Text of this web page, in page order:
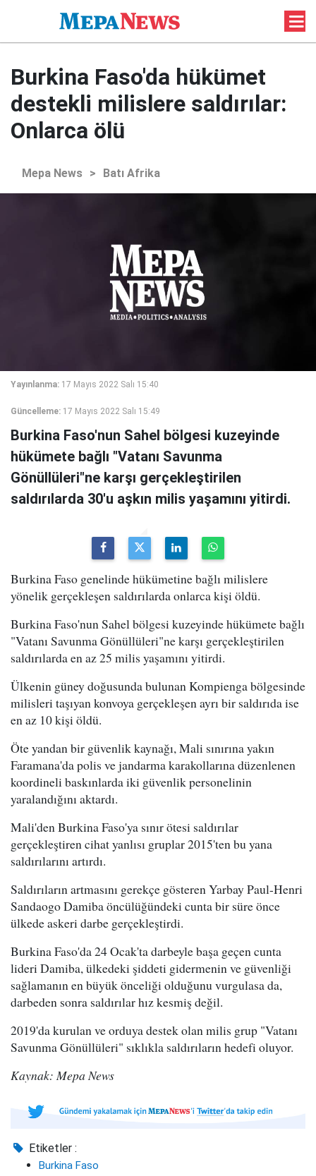
Burkina Faso'da hükümet
destekli milislere saldırılar:
Onlarca ölü
Mepa News > Batı Afrika
Yayınlanma: 17 Mayıs 2022 Salı 15:40
Güncelleme: 17 Mayıs 2022 Salı 15:49
Burkina Faso'nun Sahel bölgesi kuzeyinde
hükümete bağlı "Vatanı Savunma
Gönüllüleri"ne karşı gerçekleştirilen
saldırılarda 30'u aşkın milis yaşamını yitirdi.
Burkina Faso genelinde hükümetine bağlı milislere
yönelik gerçekleşen saldırılarda onlarca kişi öldü.
Burkina Faso'nun Sahel bölgesi kuzeyinde hükümete bağlı
"Vatanı Savunma Gönüllüleri"ne karşı gerçekleştirilen
saldırılarda en az 25 milis yaşamını yitirdi.
Ülkenin güney doğusunda bulunan Kompienga bölgesinde
milisleri taşıyan konvoya gerçekleşen ayrı bir saldırıda ise
en az 10 kişi öldü.
Öte yandan bir güvenlik kaynağı, Mali sınırına yakın
Faramana'da polis ve jandarma karakollarına düzenlenen
koordineli baskınlarda iki güvenlik personelinin
yaralandığını aktardı.
Mali'den Burkina Faso'ya sınır ötesi saldırılar
gerçekleştiren cihat yanlısı gruplar 2015'ten bu yana
saldırılarını artırdı.
Saldırıların artmasını gerekçe gösteren Yarbay Paul-Henri
Sandaogo Damiba öncülüğündeki cunta bir süre önce
ülkede askeri darbe gerçekleştirdi.
Burkina Faso'da 24 Ocak'ta darbeyle başa geçen cunta
lideri Damiba, ülkedeki şiddeti gidermenin ve güvenliği
sağlamanın en büyük önceliği olduğunu vurgulasa da,
darbeden sonra saldırılar hız kesmiş değil.
2019'da kurulan ve orduya destek olan milis grup "Vatanı
Savunma Gönüllüleri" sıklıkla saldırıların hedefi oluyor.
Kaynak: Mepa News
Etiketler :
Burkina Faso